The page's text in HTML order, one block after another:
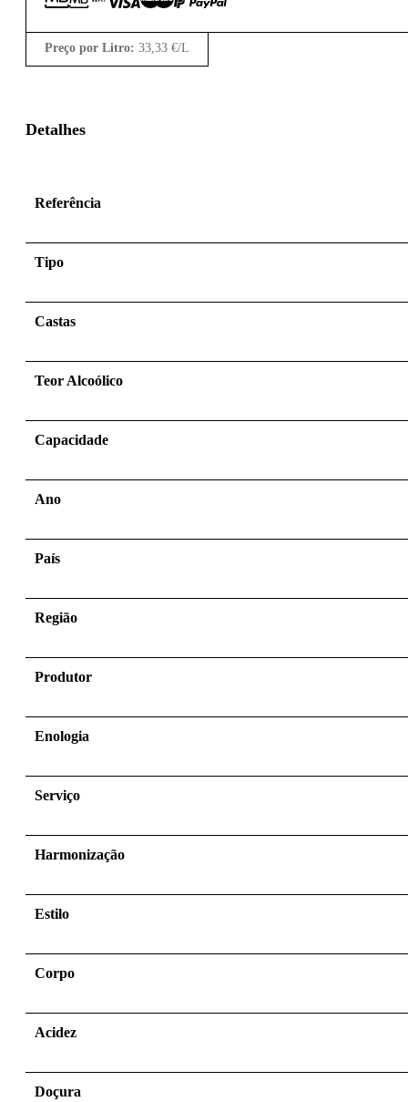
Preço por Litro: 33,33 €/L
Detalhes
Referência
Tipo
Castas
Teor Alcoólico
Capacidade
Ano
País
Região
Produtor
Enologia
Serviço
Harmonização
Estilo
Corpo
Acidez
Doçura